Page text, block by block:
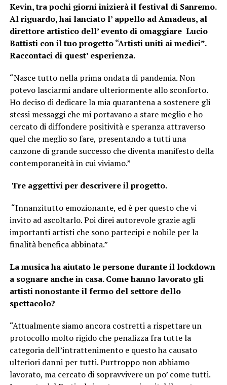
Kevin, tra pochi giorni inizierà il festival di Sanremo.
Al riguardo, hai lanciato l’ appello ad Amadeus, al
direttore artistico dell’ evento di omaggiare Lucio
Battisti con il tuo progetto “Artisti uniti ai medici”.
Raccontaci di quest’ esperienza.
“Nasce tutto nella prima ondata di pandemia. Non
potevo lasciarmi andare ulteriormente allo sconforto.
Ho deciso di dedicare la mia quarantena a sostenere gli
stessi messaggi che mi portavano a stare meglio e ho
cercato di diffondere positività e speranza attraverso
quel che meglio so fare, presentando a tutti una
canzone di grande successo che diventa manifesto della
contemporaneità in cui viviamo.”
Tre aggettivi per descrivere il progetto.
“Innanzitutto emozionante, ed è per questo che vi
invito ad ascoltarlo. Poi direi autorevole grazie agli
importanti artisti che sono partecipi e nobile per la
finalità benefica abbinata.”
La musica ha aiutato le persone durante il lockdown
a sognare anche in casa. Come hanno lavorato gli
artisti nonostante il fermo del settore dello
spettacolo?
“Attualmente siamo ancora costretti a rispettare un
protocollo molto rigido che penalizza fra tutte la
categoria dell’intrattenimento e questo ha causato
ulteriori danni per tutti. Purtroppo non abbiamo
lavorato, ma cercato di sopravvivere un po’ come tutti.